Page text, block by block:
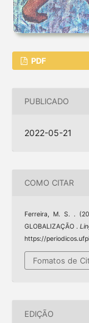
PDF
PUBLICADO
2022-05-21
COMO CITAR
Ferreira, M. S. .
GLOBALIZAÇÃO .
https://
Fomatos de
EDIÇÃO